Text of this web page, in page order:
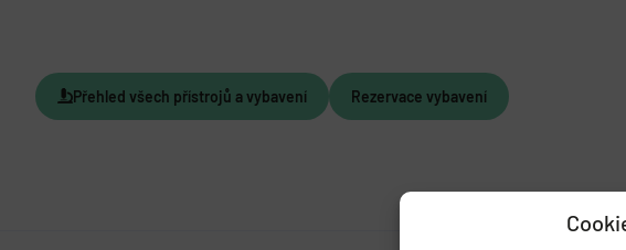
Přehled všech přístrojů a vybavení Rezervace vybavení